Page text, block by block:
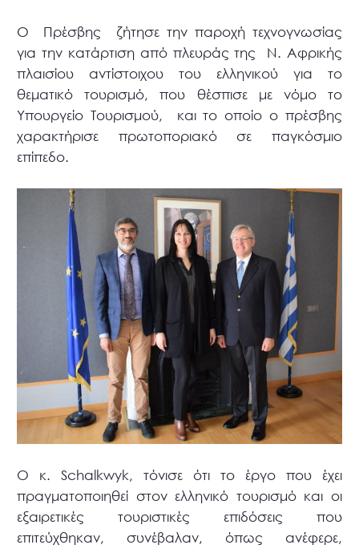
Ο Πρέσβης ζήτησε την παροχή τεχνογνωσίας
για την κατάρτιση από πλευράς της Ν. Αφρικής
πλαισίου αντίστοιχου του ελληνικού για το
θεματικό τουρισμό, που θέσπισε με νόμο το
Υπουργείο Τουρισμού, και το οποίο ο πρέσβης
χαρακτήρισε πρωτοποριακό σε παγκόσμιο
επίπεδο.
O κ. Schalkwyk, τόνισε ότι το έργο που έχει
πραγματοποιηθεί στον ελληνικό τουρισμό και οι
εξαιρετικές τουριστικές επιδόσεις που
επιτεύχθηκαν, συνέβαλαν, όπως ανέφερε,